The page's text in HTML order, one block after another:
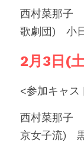
西村菜那子
歌劇団)　小
2月3日(
<参加キャス
西村菜那子
京女子流)　